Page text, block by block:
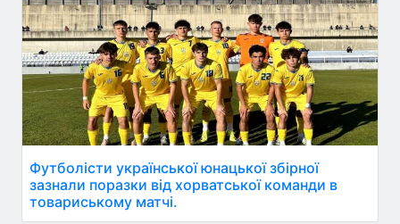
Футболісти української юнацької збірної
зазнали поразки від хорватської команди в
товариському матчі.